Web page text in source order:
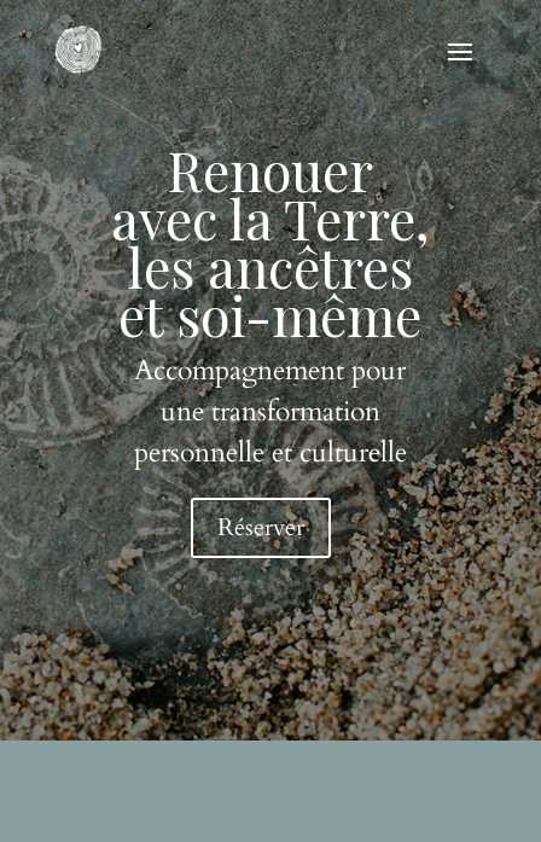
Renouer
avec la Terre,
les ancêtres
et soi-même
Accompagnement pour
une transformation
personnelle et culturelle
Réserver